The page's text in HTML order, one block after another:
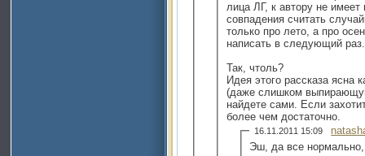
лица ЛГ, к автору не имеет
совпадения считать
только про лето, а про
написать в следующий раз.
Так, чтоль?
Идея этого рассказа
(даже слишком
найдете сами. Если
более чем достаточно.
16.11.2011 15:09
Эш, да все